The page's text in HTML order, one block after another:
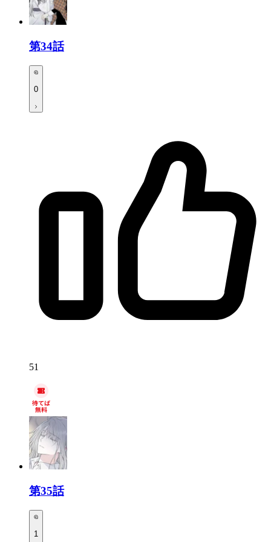
第34話
0
51
第35話
1